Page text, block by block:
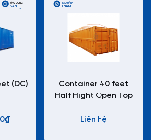
ỨNG DỤNG
VẬN
(DC)
BẢO HÀNH
1 NĂM
Container 40 feet
Half Hight Open Top
Liên hệ